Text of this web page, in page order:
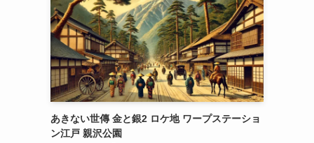
あきない世傳 金と銀2 ロケ地 ワープステーショ
ン江戸 親沢公園